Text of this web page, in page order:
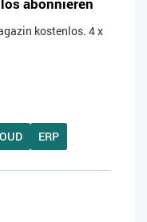
kostenlos. 4 x
ERP